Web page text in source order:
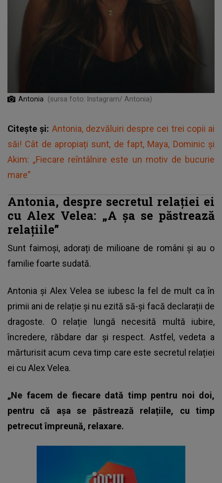
Antonia (sursa foto: Instagram/ Antonia)
Citește și: Antonia, dezvăluiri despre cei trei copii ai
săi! Cât de apropiați sunt, de fapt, Maya, Dominic și
Akim: „Fiecare reîntâlnire este un motiv de bucurie
mare”
Antonia, despre secretul relației ei
cu Alex Velea: „A șa se păstrează
relațiile”
Sunt faimoși, adorați de milioane de români și au o
familie foarte sudată.
Antonia și Alex Velea se iubesc la fel de mult ca în
primii ani de relație și nu ezită să-și facă declarații de
dragoste. O relație lungă necesită multă iubire,
încredere, răbdare dar și respect. Astfel, vedeta a
mărturisit acum ceva timp care este secretul relației
ei cu Alex Velea.
„Ne facem de fiecare dată timp pentru noi doi,
pentru că așa se păstrează relațiile, cu timp
petrecut îm­preună, relaxare.